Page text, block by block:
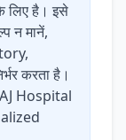
है। इसे
न मानें,
करता है।
Hospital